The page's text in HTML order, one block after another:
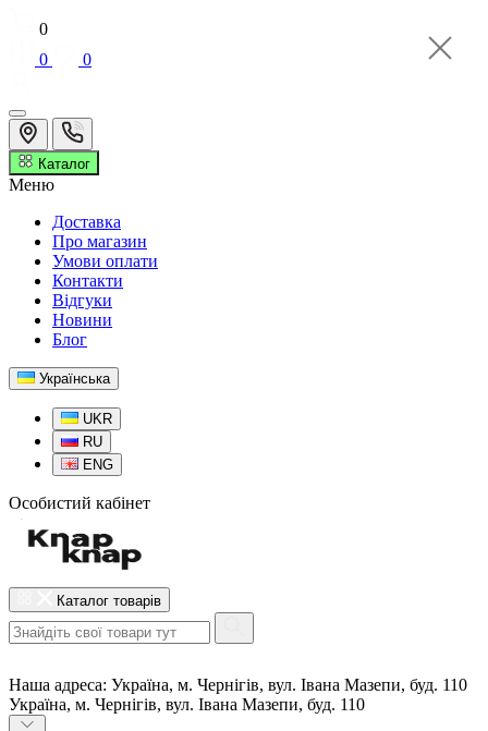
0
0
0
Каталог
Меню
Доставка
Про магазин
Умови оплати
Контакти
Відгуки
Новини
Блог
Українська
UKR
RU
ENG
Особистий кабінет
Каталог товарів
Наша адреса: Україна, м. Чернігів, вул. Івана Мазепи, буд. 110
Україна, м. Чернігів, вул. Івана Мазепи, буд. 110